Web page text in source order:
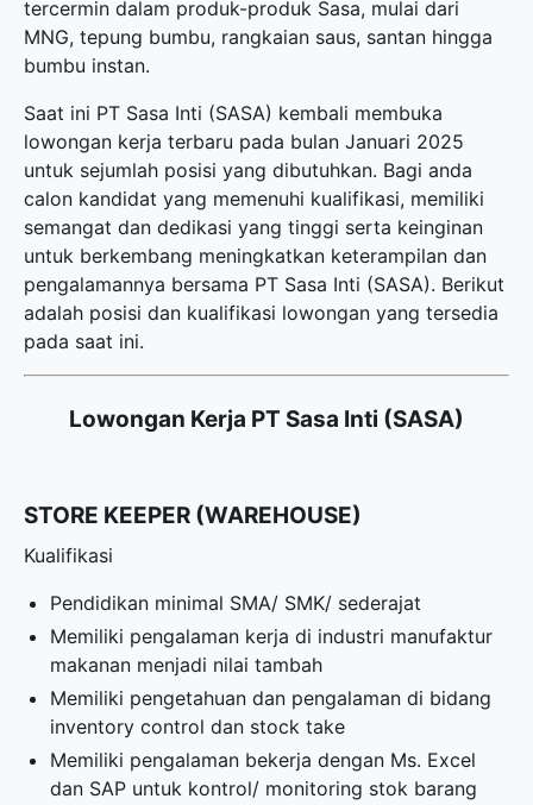
tercermin dalam produk-produk Sasa, mulai dari
MNG, tepung bumbu, rangkaian saus, santan hingga
bumbu instan.
Saat ini PT Sasa Inti (SASA) kembali membuka
lowongan kerja terbaru pada bulan Januari 2025
untuk sejumlah posisi yang dibutuhkan. Bagi anda
calon kandidat yang memenuhi kualifikasi, memiliki
semangat dan dedikasi yang tinggi serta keinginan
untuk berkembang meningkatkan keterampilan dan
pengalamannya bersama PT Sasa Inti (SASA). Berikut
adalah posisi dan kualifikasi lowongan yang tersedia
pada saat ini.
Lowongan Kerja PT Sasa Inti (SASA)
STORE KEEPER (WAREHOUSE)
Kualifikasi
Pendidikan minimal SMA/ SMK/ sederajat
Memiliki pengalaman kerja di industri manufaktur
makanan menjadi nilai tambah
Memiliki pengetahuan dan pengalaman di bidang
inventory control dan stock take
Memiliki pengalaman bekerja dengan Ms. Excel
dan SAP untuk kontrol/ monitoring stok barang